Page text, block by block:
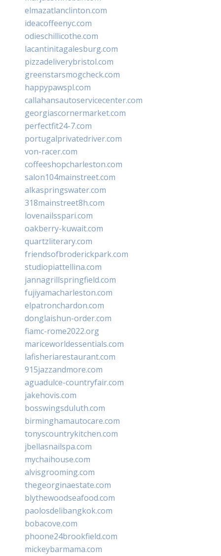
elmazatlanclinton.com
ideacoffeenyc.com
odieschillicothe.com
lacantinitagalesburg.com
pizzadeliverybristol.com
greenstarsmogcheck.com
happypawspl.com
callahansautoservicecenter.com
georgiascornermarket.com
perfectfit24-7.com
portugalprivatedriver.com
von-racer.com
coffeeshopcharleston.com
salon104mainstreet.com
alkaspringswater.com
318mainstreet8h.com
lovenailsspari.com
oakberry-kuwait.com
quartzliterary.com
friendsofbroderickpark.com
studiopiattellina.com
jannagrillspringfield.com
fujiyamacharleston.com
elpatronchardon.com
donglaishun-order.com
fiamc-rome2022.org
mariceworldessentials.com
lafisheriarestaurant.com
915jazzandmore.com
aguadulce-countryfair.com
jakehovis.com
bosswingsduluth.com
birminghamautocare.com
tonyscountrykitchen.com
jbellasnailspa.com
mychaihouse.com
alvisgrooming.com
thegeorginaestate.com
blythewoodseafood.com
paolosdelibangkok.com
bobacove.com
phoone24brookfield.com
mickeybarmama.com